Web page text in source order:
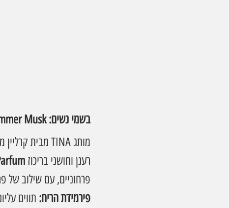
בשמי נשים: TINA New Floral Summer Musk
מותג TINA מבית קרליין מציג בושם חדש לנשים:
רענן וחושני בריכוז
פרחוניים, עם שילוב של
פירמידת הריח: תווים